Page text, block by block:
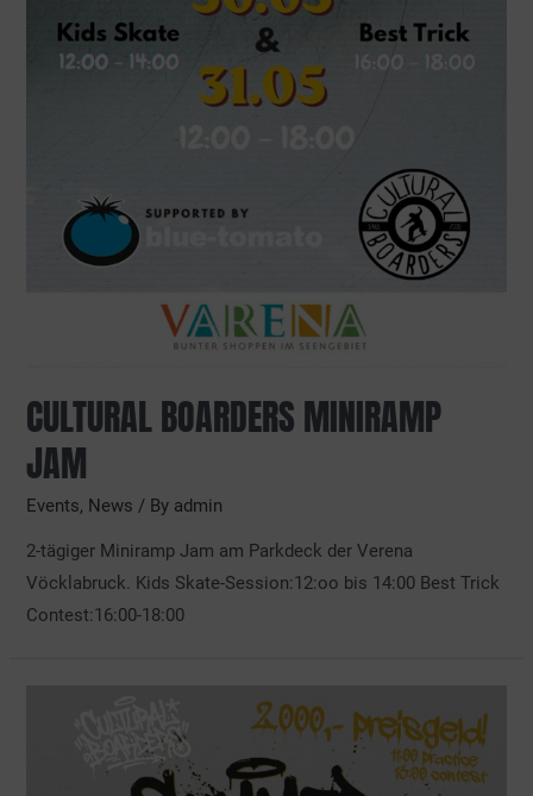
CULTURAL BOARDERS MINIRAMP
JAM
Events, News / By admin
2-tägiger Miniramp Jam am Parkdeck der Verena
Vöcklabruck. Kids Skate-Session:12:oo bis 14:00 Best Trick
Contest:16:00-18:00